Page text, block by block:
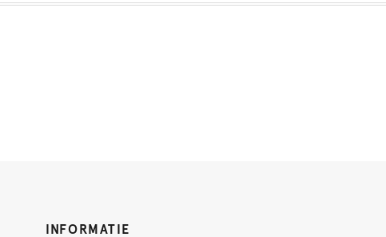
INFORMATIE